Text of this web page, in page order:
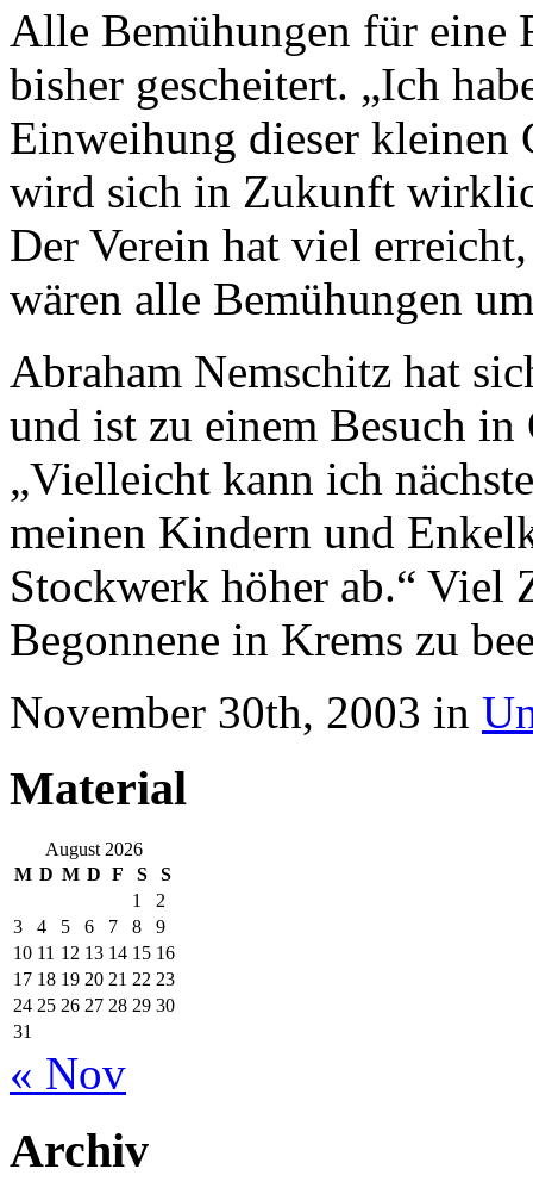
Alle Bemühungen für eine
bisher gescheitert. „Ich
Einweihung dieser kleinen
wird sich in Zukunft
Der Verein hat viel
wären alle Bemühungen
Abraham Nemschitz hat
und ist zu einem Besuch
„Vielleicht kann ich
meinen Kindern und
Stockwerk höher ab.“ Viel
Begonnene in Krems zu
November 30th, 2003 in
Material
August 2026
M D M D F S
S
1
2
3
4 5 6 7 8
9
10 11 12 13 14 15 16
17 18 19 20 21 22 23
24 25 26 27 28 29 30
31
« Nov
Archiv